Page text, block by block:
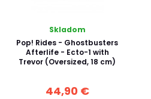
Skladom
Pop! Rides - Ghostbusters
Afterlife - Ecto-1 with
Trevor (Oversized, 18 cm)
44,90 €